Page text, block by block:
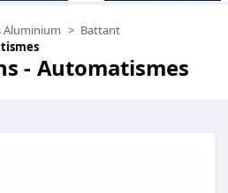
Aluminium
Battant
- Automatismes